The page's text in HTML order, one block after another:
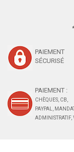
PAIEMENT
SÉCURISÉ
PAIEMENT :
CHÈQUES, CB,
PAYPAL,
ADMINISTRATIF,